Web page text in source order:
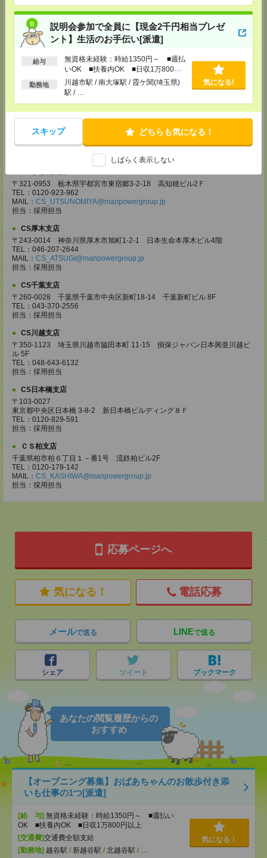
説明会参加で全員に【現金2千円相当プレゼ
ント】生活のお手伝い[派遣]
給与
無資格未経験：時給1350円～ ■週払
いOK ■扶養内OK ■日収1万800円
以上
勤務地
川越市駅 / 南大塚駅 / 霞ケ関(埼玉県)
駅 / …
気になる!
スキップ どちらも気になる！
しばらく表示しない
神奈川県横浜市西区みなとみらい 2-2-1 横浜ランドマークタワー36F
TEL：0120-659-459
MAIL：CS_YOKOHAMA@manpowergroup.jp
担当：採用担当
CS大宮支店
〒330-0854 埼玉県さいたま市大宮区桜木町 1-10-16 シーノ大宮ノース
TEL：0120-769-355
MAIL：CS_OMIYA@manpowergroup.jp
〒370-0831 群馬県高崎市あら町167 高崎第一生命ビルディング11Ｆ
TEL：027-320-6558
MAIL：CS_TAKASAKI@manpowergroup.jp
〒321-0953 栃木県宇都宮市東宿郷3-2-18 高知穂ビル2Ｆ
TEL：0120-923-962
MAIL： CS_UTSUNOMIYA@manpowergroup.jp
担当：採用担当
CS厚木支店
〒243-0014 神奈川県厚木市旭町1-2-1 日本生命本厚木ビル4階
TEL：046-207-2644
MAIL： CS_ATSUGI@manpowergroup.jp
担当：採用担当
CS千葉支店
〒260-0028 千葉県千葉市中央区新町18-14 千葉新町ビル 8F
TEL：043-370-2556
担当：採用担当
CS川越支店
〒350-1123 埼玉県川越市脇田本町 11-15 損保ジャパン日本興亜川越ビ
ル 5F
TEL：048-643-6132
担当：採用担当
CS日本橋支店
〒103-0027
東京都中央区日本橋 3-8-2 新日本橋ビルディング８Ｆ
TEL：0120-829-591
担当：採用担当
ＣＳ柏支店
千葉県柏市柏６丁目１－番1号 流鉄柏ビル2F
TEL：0120-179-142
MAIL： CS_KASHIWA@manpowergroup.jp
担当：採用担当
応募ページへ
気になる！ 電話応募
メールで送る LINEで送る
シェア ツイート ブックマーク
あなたの閲覧履歴からの
おすすめ
【オープニング募集】おばあちゃんのお散歩付き添
いも仕事の1つ[派遣]
[給 与] 無資格未経験：時給1350円～ ■週払い
OK ■扶養内OK ■日収1万800円以上
[交通費]交通費全額支給
[勤務地] 越谷駅 / 新越谷駅 / 北越谷駅 / …
気になる！